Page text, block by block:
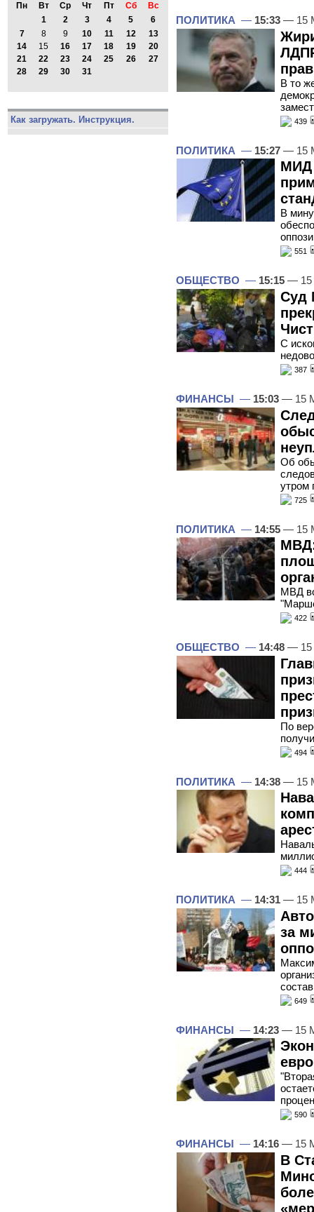
Пн
Вт Ср Чт Пт Сб
Вс
1
2 3 4 5
6
7
8 9 10 11 12
13
14
15 16 17 18 19
20
21
22 23 24 25 26
27
28
29 30 31
Как загружать. Инструкция.
ПОЛИТИКА — 15:33 — 15
В то
439
ПОЛИТИКА — 15:27 — 15
МИД
В
551
ОБЩЕСТВО — 15:15 — 15
Суд
С
387
ФИНАНСЫ — 15:03 — 15
Об
утром
725
ПОЛИТИКА — 14:55 — 15
МВД
422
ОБЩЕСТВО — 14:48 — 15
По
494
ПОЛИТИКА — 14:38 — 15
444
ПОЛИТИКА — 14:31 — 15
за
649
ФИНАНСЫ — 14:23 — 15
590
ФИНАНСЫ — 14:16 — 15
В